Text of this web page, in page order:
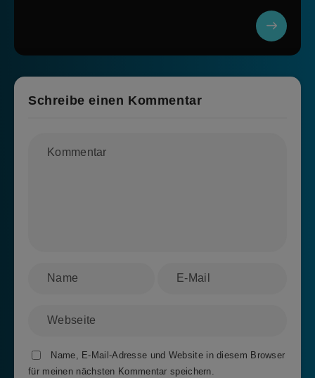
Schreibe einen Kommentar
Name, E-Mail-Adresse und Website in diesem Browser
für meinen nächsten Kommentar speichern.